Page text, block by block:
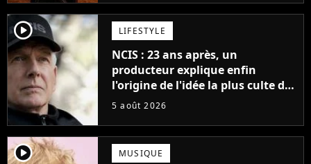
player2 LIFESTYLE
NCIS : 23 ans après, un
producteur explique enfin
l'origine de l'idée la plus culte de
la série (et on ne parle pas du
5 août 2026
player2 MUSIQUE